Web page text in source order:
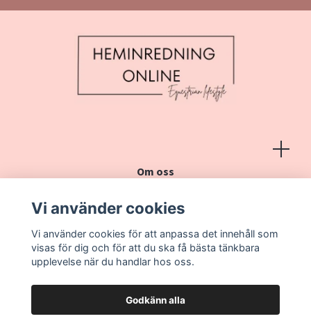
Om oss
Kontakt
Vanliga frågor
Vi använder cookies
Vi använder cookies för att anpassa det innehåll som
visas för dig och för att du ska få bästa tänkbara
upplevelse när du handlar hos oss.
Godkänn alla